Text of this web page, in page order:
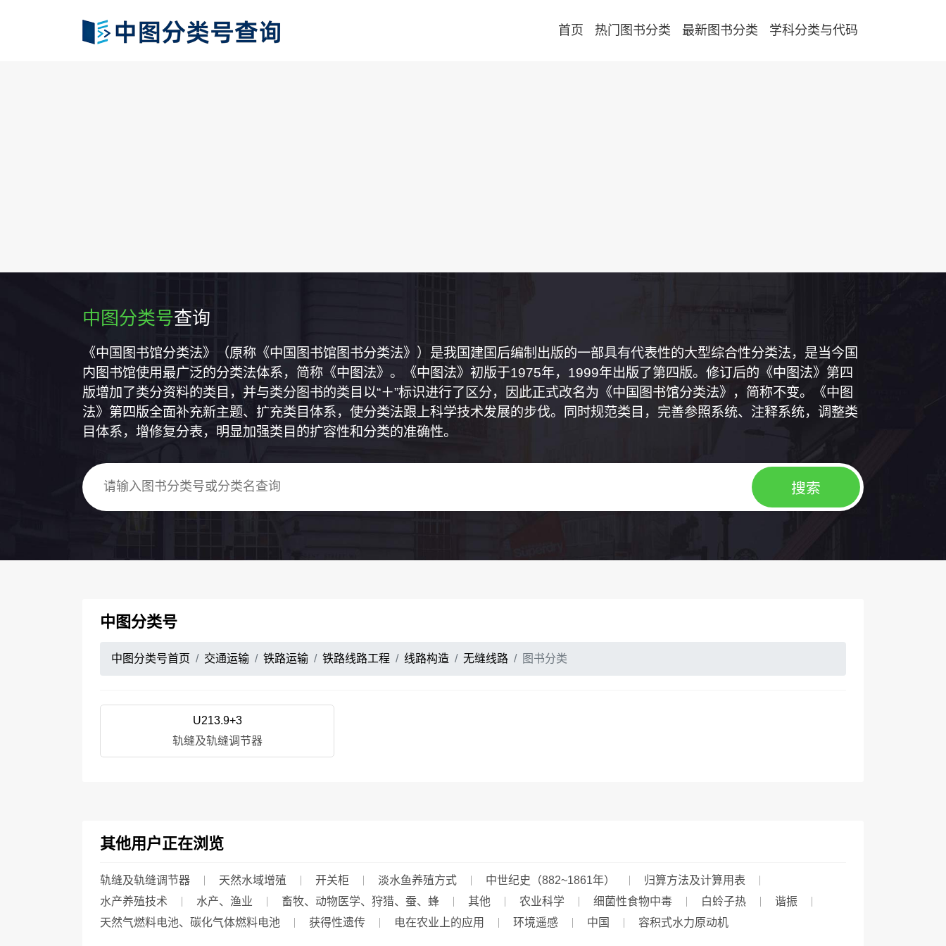
首页 热门图书分类 最新图书分类 学科分类与代码
中图分类号查询
《中国图书馆分类法》（原称《中国图书馆图书分类法》）是我国建国后编制出版的一部具有代表性的大型综合性分类法，是当今国
内图书馆使用最广泛的分类法体系，简称《中图法》。《中图法》初版于1975年，1999年出版了第四版。修订后的《中图法》第四
版增加了类分资料的类目，并与类分图书的类目以“＋”标识进行了区分，因此正式改名为《中国图书馆分类法》，简称不变。《中图
法》第四版全面补充新主题、扩充类目体系，使分类法跟上科学技术发展的步伐。同时规范类目，完善参照系统、注释系统，调整类
目体系，增修复分表，明显加强类目的扩容性和分类的准确性。
中图分类号
中图分类号首页 交通运输 铁路运输 铁路线路工程 线路构造 无缝线路 图书分类
U213.9+3
轨缝及轨缝调节器
其他用户正在浏览
轨缝及轨缝调节器 天然水域增殖 开关柜 淡水鱼养殖方式 中世纪史（882~1861年）
归算方法及计算用表
水产养殖技术
水产、渔业 畜牧、动物医学、狩猎、蚕、蜂 其他 农业科学 细菌性食物中毒 白蛉子热
谐振
天然气燃料电池、碳化气体燃料电池
获得性遗传 电在农业上的应用 环境遥感 中国 容积式水力原动机